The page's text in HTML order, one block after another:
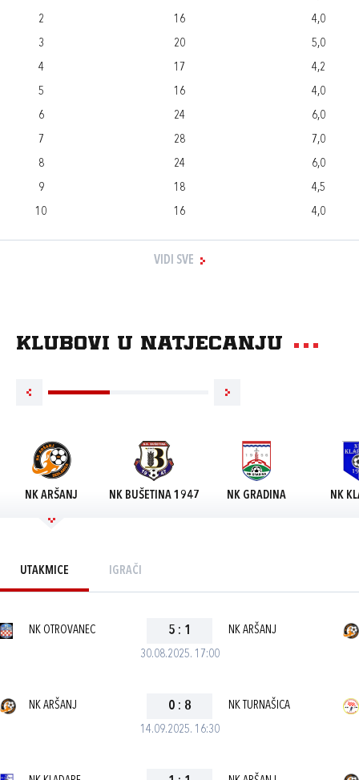
2
16
4,0
3
20
5,0
4
17
4,2
5
16
4,0
6
24
6,0
7
28
7,0
8
24
6,0
9
18
4,5
10
16 4,0
VIDI SVE
Klubovi u natjecanju
NK ARŠANJ NK BUŠETINA 1947 NK GRADINA NK
UTAKMICE IGRAČI
30.08.2025. 17:00
NK OTROVANEC 5 : 1 NK ARŠANJ
14.09.2025. 16:30
NK ARŠANJ 0 : 8 NK TURNAŠICA